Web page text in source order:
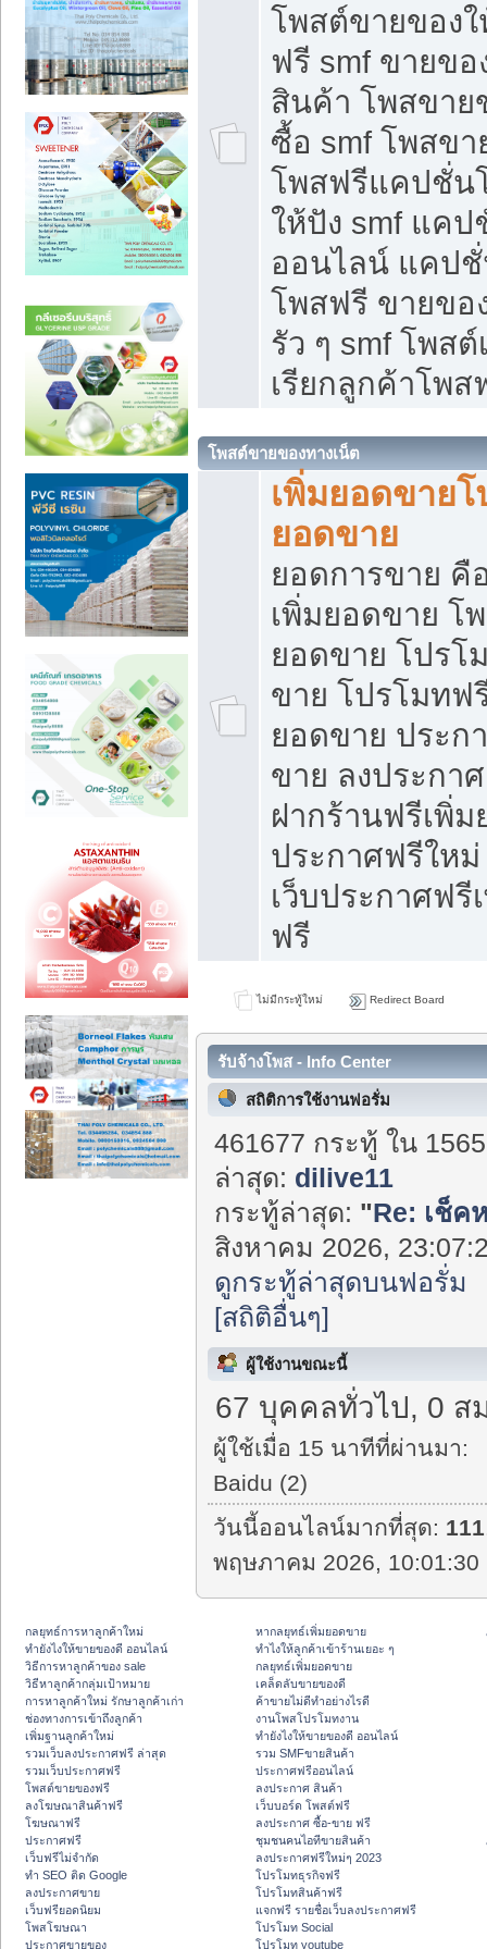
โพสต์ขายของ
ฟรี smf ขายข
สินค้า โพสขาย
ซื้อ smf โพสข
โพสฟรีแคปชั่น
ให้ปัง smf แค
ออนไลน์ แคป
โพสฟรี ขายขอ
รัว ๆ smf โพส
เรียกลูกค้าโพส
โพสต์ขายของทางเน็ต
เพิ่มยอดขาย
ยอดขาย
ยอดการขาย คื
เพิ่มยอดขาย โ
ยอดขาย โปรโ
ขาย โปรโมทฟ
ยอดขาย ประก
ขาย ลงประกา
ฝากร้านฟรีเพิ่ม
ประกาศฟรีให
เว็บประกาศฟรี
ฟรี
ไม่มีกระทู้ใหม่ Redirect Board
รับจ้างโพส - Info Center
สถิติการใช้งานฟอรั่ม
461677 กระทู้ ใน
ล่าสุด: dilive11
กระทู้ล่าสุด: "Re: เช็ค
สิงหาคม 2026,
ดูกระทู้ล่าสุดบนฟอรั่ม
[สถิติอื่นๆ]
ผู้ใช้งานขณะนี้
67 บุคคลทั่วไป, 0 ส
ผู้ใช้เมื่อ 15 นาทีที่ผ่านมา:
Baidu (2)
วันนี้ออนไลน์มากที่สุด: 111
พฤษภาคม 2026, 10:01:30
กลยุทธ์การหาลูกค้าใหม่
ทํายังไงให้ขายของดี ออนไลน์
วิธีการหาลูกค้าของ sale
วิธีหาลูกค้ากลุ่มเป้าหมาย
การหาลูกค้าใหม่ รักษาลูกค้าเก่า
ช่องทางการเข้าถึงลูกค้า
เพิ่มฐานลูกค้าใหม่
รวมเว็บลงประกาศฟรี ล่าสุด
รวมเว็บประกาศฟรี
โพสต์ขายของฟรี
ลงโฆษณาสินค้าฟรี
โฆษณาฟรี
ประกาศฟรี
เว็บฟรีไม่จำกัด
ทำ SEO ติด Google
ลงประกาศขาย
เว็บฟรียอดนิยม
โพสโฆษณา
ประกาศขายของ
หากลยุทธ์เพิ่มยอดขาย
ทําไงให้ลูกค้าเข้าร้านเยอะ ๆ
กลยุทธ์เพิ่มยอดขาย
เคล็ดลับขายของดี
ค้าขายไม่ดีทำอย่างไรดี
งานโพสโปรโมทงาน
ทํายังไงให้ขายของดี ออนไลน์
รวม SMFขายสินค้า
ประกาศฟรีออนไลน์
ลงประกาศ สินค้า
เว็บบอร์ด โพสต์ฟรี
ลงประกาศ ซื้อ-ขาย ฟรี
ชุมชนคนไอทีขายสินค้า
ลงประกาศฟรีใหม่ๆ 2023
โปรโมทธุรกิจฟรี
โปรโมทสินค้าฟรี
แจกฟรี รายชื่อเว็บลงประกาศฟรี
โปรโมท Social
โปรโมท youtube